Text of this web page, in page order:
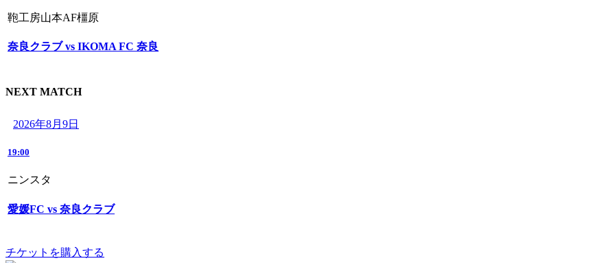
鞄工房山本AF橿原
奈良クラブ vs IKOMA FC 奈良
NEXT MATCH
2026年8月9日
19:00
ニンスタ
愛媛FC vs 奈良クラブ
チケットを購入する